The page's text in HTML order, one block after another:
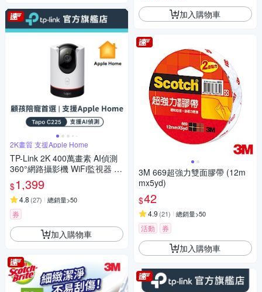
2K畫質 支援Apple Home
TP-Link 2K 400萬畫素 AI偵測
360°網路攝影機 WiFi監視器 IP
CAM(Homekit/雙向語音/支援5
12G//Tapo C225)
$1,399
4.8 (27) 總銷量>50
券
加入購物車
加入購物車
3M 669超強力雙面膠帶 (12m
mx5yd)
$42
4.9 (21) 總銷量>50
活動 券
加入購物車